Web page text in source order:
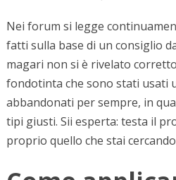
Nei forum si legge
fatti sulla base di un consiglio
magari non si è rivelato
fondotinta che sono stati usati
abbandonati per sempre, in
tipi giusti. Sii esperta: testa il
proprio quello che stai